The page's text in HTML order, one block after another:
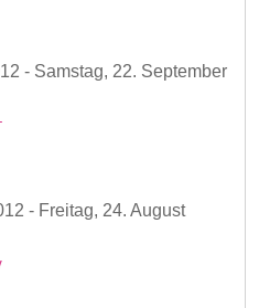
- Samstag, 22. September
- Freitag, 24. August